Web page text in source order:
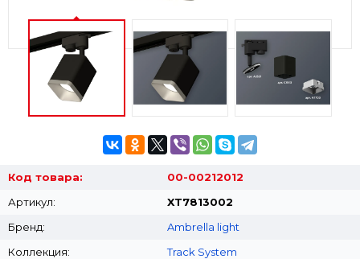
Код товара:
00-00212012
Артикул:
XT7813002
Бренд:
Ambrella light
Коллекция:
Track System